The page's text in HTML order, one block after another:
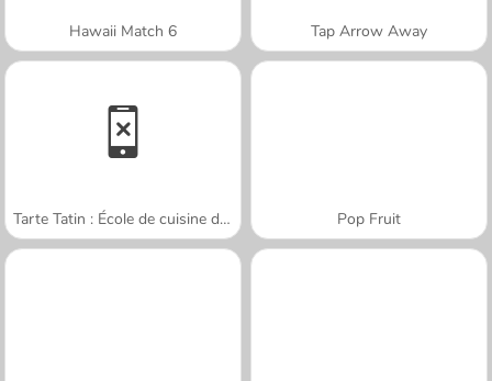
Hawaii Match 6 Tap Arrow Away
Tarte Tatin : École de cuisine de Sara Pop Fruit